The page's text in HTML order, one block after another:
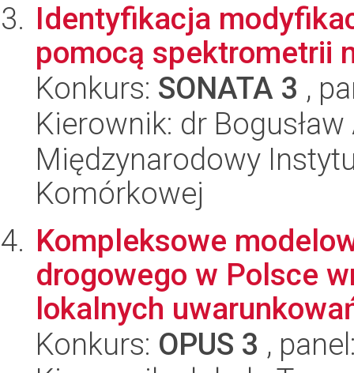
Identyfikacja
pomocą spektrometrii
Konkurs: SONATA 3 ,
Kierownik: dr
Międzynarodowy
Komórkowej
Kompleksowe
drogowego w Polsce
lokalnych
Konkurs: OPUS 3 ,